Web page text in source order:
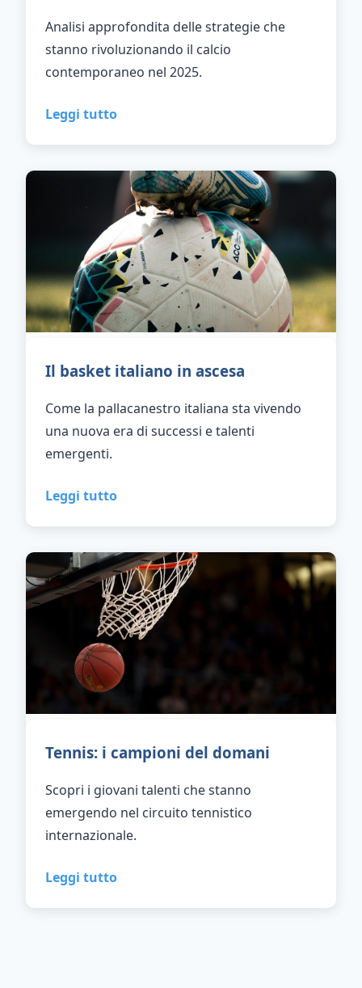
Analisi approfondita delle strategie che
stanno rivoluzionando il calcio
contemporaneo nel 2025.
Leggi tutto
Il basket italiano in ascesa
Come la pallacanestro italiana sta vivendo
una nuova era di successi e talenti
emergenti.
Leggi tutto
Tennis: i campioni del domani
Scopri i giovani talenti che stanno
emergendo nel circuito tennistico
internazionale.
Leggi tutto